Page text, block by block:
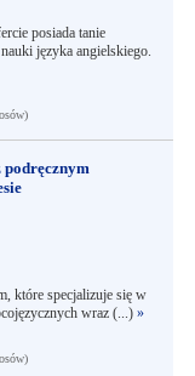
posiada tanie
języka angielskiego.
podręcznym
które specjalizuje się w
wraz (...) »